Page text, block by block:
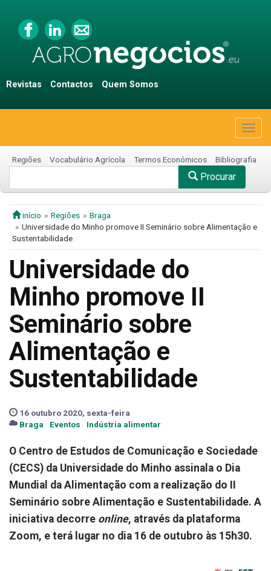
Revistas Contactos Quem Somos
Regiões Vocabulário Agrícola Termos Económicos Bibliografia
Procurar
início Regiões
Braga
Universidade do Minho promove II Seminário sobre Alimentação e
Sustentabilidade
Universidade do
Minho promove II
Seminário sobre
Alimentação e
Sustentabilidade
16 outubro 2020, sexta-feira
Braga
Eventos Indústria alimentar
O Centro de Estudos de Comunicação e Sociedade
(CECS) da Universidade do Minho assinala o Dia
Mundial da Alimentação com a realização do II
Seminário sobre Alimentação e Sustentabilidade. A
iniciativa decorre online, através da plataforma
Zoom, e terá lugar no dia 16 de outubro às 15h30.